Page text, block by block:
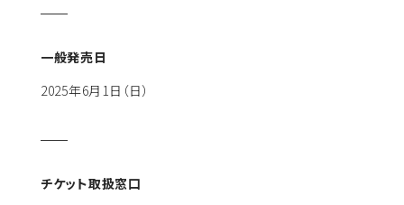
一般発売日
2025年6月1日（日）
チケット取扱窓口